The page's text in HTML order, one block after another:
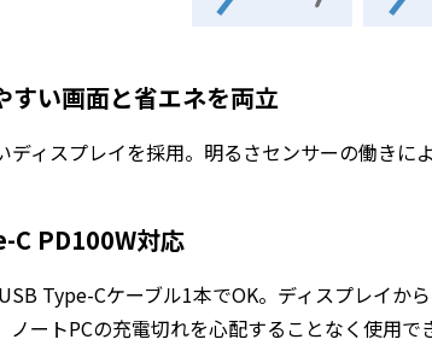
すい画面と省エネを両立
ディスプレイを採用。明るさセンサーの働きに
C PD100W対応
Type-Cケーブル1本でOK。ディスプレイか
ノートPCの充電切れを心配することなく使用で